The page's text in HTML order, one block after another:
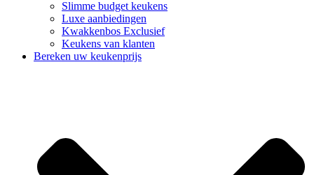
Slimme budget keukens
Luxe aanbiedingen
Kwakkenbos Exclusief
Keukens van klanten
Bereken uw keukenprijs